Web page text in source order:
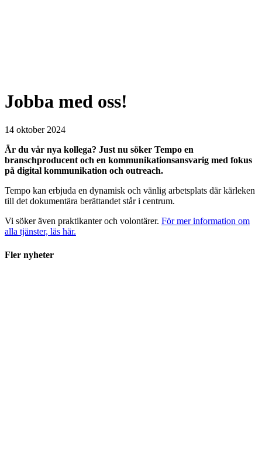
Jobba med oss!
14 oktober 2024
Är du vår nya kollega? Just nu söker Tempo en
branschproducent och en kommunikationsansvarig med fokus
på digital kommunikation och outreach.
Tempo kan erbjuda en dynamisk och vänlig arbetsplats där kärleken
till det dokumentära berättandet står i centrum.
Vi söker även praktikanter och volontärer. För mer information om
alla tjänster, läs här.
Fler nyheter